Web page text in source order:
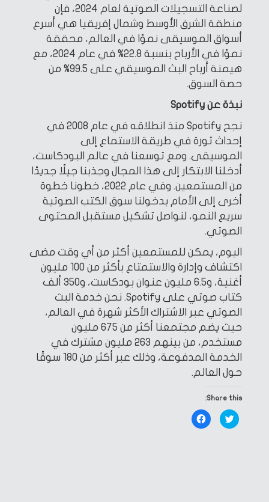
لصناعة التسجيلات الصوتية لعام 2024، فإن
منطقة الشرق الأوسط وشمال إفريقيا هي أسرع
أسواق الموسيقى نموًا في العالم، محققة
نموًا في الأرباح بنسبة 22.8% في عام 2024، مع
هيمنة أرباح البث الموسيقي على 99.5% من
حصة السوق.
نبذة عن Spotify
نجح Spotify منذ انطلاقه في عام 2008 في
إحداث ثورة في طريقة الاستماع إلى
الموسيقى. ومع توسعنا في عالم البودكاست،
أدخلنا الابتكار إلى هذا المجال وجذبنا جيلًا جديدًا
من المستمعين. وفي عام 2022، خطونا خطوة
أخرى إلى الأمام بدخولنا سوق الكتب الصوتية
سريع النمو، لنواصل تشكيل مستقبل المحتوى
الصوتي.
اليوم، يمكن للمستمعين أكثر من أي وقت مضى
اكتشاف وإدارة والاستمتاع بأكثر من 100 مليون
أغنية، و6.5 مليون عنوان بودكاست، و350 ألف
كتاب صوتي على Spotify. نحن خدمة البث
الصوتي عبر الاشتراك الأكثر شهرة في العالم،
حيث يضم مجتمعنا أكثر من 675 مليون
مستخدم، من بينهم 263 مليون مشترك في
الخدمة المدفوعة، وذلك عبر أكثر من 180 سوقًا
حول العالم.
Share this:
Click
to
share
Click
to